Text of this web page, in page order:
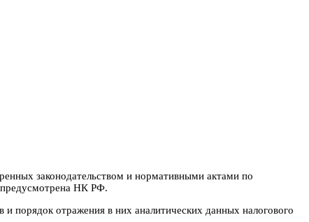
законодательством и нормативными актами по
предусмотрена НК РФ.
порядок отражения в них аналитических данных налогового